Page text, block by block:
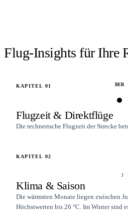
Flug-Insights für Ihre
KAPITEL 01 BER
Flugzeit & Direktflüge
Die rechnerische Flugzeit der Strecke
KAPITEL 02
J
Klima & Saison
Die wärmsten Monate liegen zwischen
Höchstwerten bis 26 °C. Im Winter sind